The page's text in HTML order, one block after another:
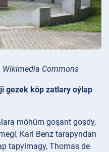
Wikimedia Commons
gezek köp zatlary oýlap
möhüm goşant goşdy,
Karl Benz tarapyndan
tapylmagy, Thomas de